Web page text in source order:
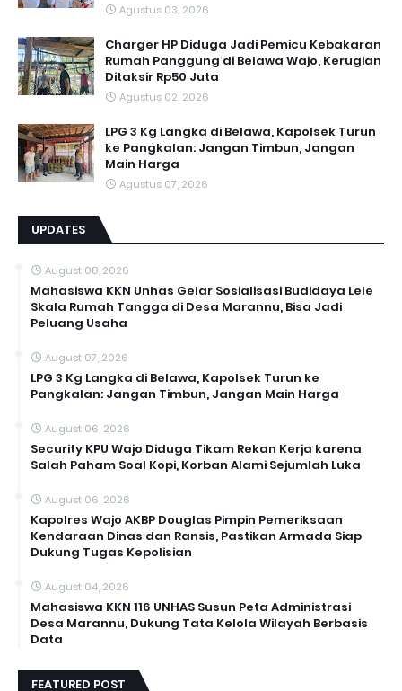
Agustus 03, 2026
Charger HP Diduga Jadi Pemicu Kebakaran
Rumah Panggung di Belawa Wajo, Kerugian
Ditaksir Rp50 Juta
Agustus 02, 2026
LPG 3 Kg Langka di Belawa, Kapolsek Turun
ke Pangkalan: Jangan Timbun, Jangan
Main Harga
Agustus 07, 2026
UPDATES
August 08, 2026
Mahasiswa KKN Unhas Gelar Sosialisasi Budidaya Lele
Skala Rumah Tangga di Desa Marannu, Bisa Jadi
Peluang Usaha
August 07, 2026
LPG 3 Kg Langka di Belawa, Kapolsek Turun ke
Pangkalan: Jangan Timbun, Jangan Main Harga
August 06, 2026
Security KPU Wajo Diduga Tikam Rekan Kerja karena
Salah Paham Soal Kopi, Korban Alami Sejumlah Luka
August 06, 2026
Kapolres Wajo AKBP Douglas Pimpin Pemeriksaan
Kendaraan Dinas dan Ransis, Pastikan Armada Siap
Dukung Tugas Kepolisian
August 04, 2026
Mahasiswa KKN 116 UNHAS Susun Peta Administrasi
Desa Marannu, Dukung Tata Kelola Wilayah Berbasis
Data
FEATURED POST